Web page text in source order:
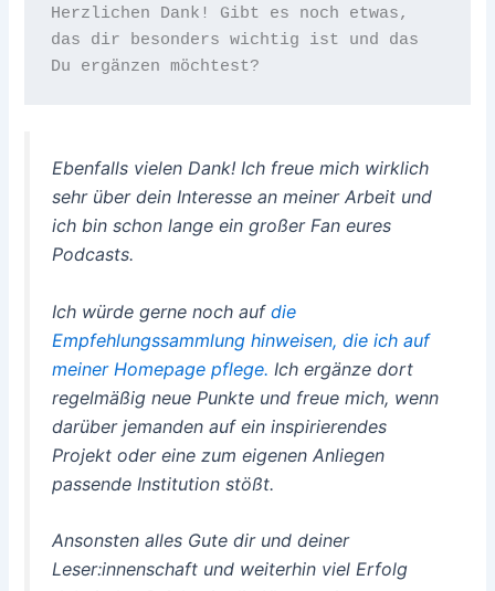
Herzlichen Dank! Gibt es noch etwas,
das dir besonders wichtig ist und das
Du ergänzen möchtest?
Ebenfalls vielen Dank! Ich freue mich wirklich
sehr über dein Interesse an meiner Arbeit und
ich bin schon lange ein großer Fan eures
Podcasts.
Ich würde gerne noch aufdie
Empfehlungssammlung hinweisen, die ich auf
meiner Homepage pflege. Ich ergänze dort
regelmäßig neue Punkte und freue mich, wenn
darüber jemanden auf ein inspirierendes
Projekt oder eine zum eigenen Anliegen
passende Institution stößt.
Ansonsten alles Gute dir und deiner
Leser:innenschaft und weiterhin viel Erfolg